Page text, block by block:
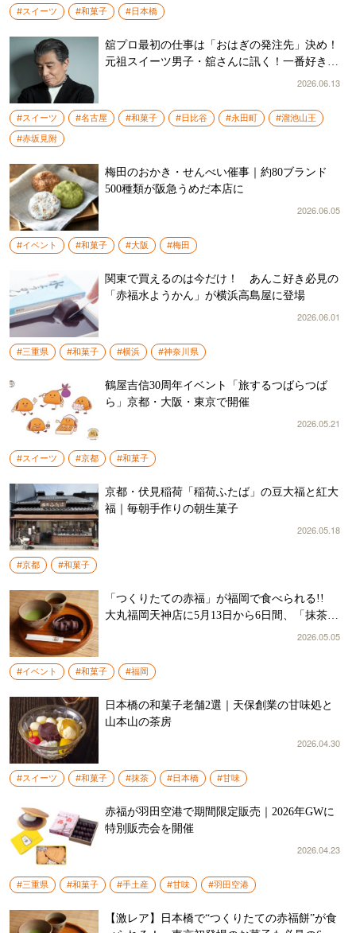
#スイーツ #和菓子 #日本橋
舘プロ最初の仕事は「おはぎの発注先」決め！
元祖スイーツ男子・舘さんに訊く！一番好きな
甘いものって何ですか？映画『免許返納!?』舘
2026.06.13
#スイーツ #名古屋 #和菓子 #日比谷 #永田町
#溜池山王
#赤坂見附
梅田のおかき・せんべい催事｜約80ブランド
500種類が阪急うめだ本店に
2026.06.05
#イベント #和菓子 #大阪 #梅田
関東で買えるのは今だけ！ あんこ好き必見の
「赤福水ようかん」が横浜高島屋に登場
2026.06.01
#三重県 #和菓子 #横浜 #神奈川県
鶴屋吉信30周年イベント「旅するつばらつば
ら」京都・大阪・東京で開催
2026.05.21
#スイーツ #京都 #和菓子
京都・伏見稲荷「稲荷ふたば」の豆大福と紅大
福｜毎朝手作りの朝生菓子
2026.05.18
#京都 #和菓子
「つくりたての赤福」が福岡で食べられる!!
大丸福岡天神店に5月13日から6日間、「抹茶コ
2026.05.05
#イベント #和菓子 #福岡
日本橋の和菓子老舗2選｜天保創業の甘味処と
山本山の茶房
2026.04.30
#スイーツ #和菓子 #抹茶 #日本橋 #甘味
赤福が羽田空港で期間限定販売｜2026年GWに
特別販売会を開催
2026.04.23
#三重県 #和菓子 #手土産 #甘味 #羽田空港
【激レア】日本橋で“つくりたての赤福餅”が食